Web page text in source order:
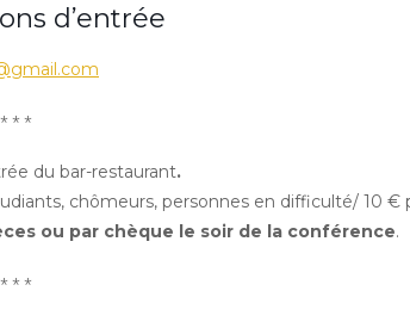
d’entrée
* * *
du bar-restaurant.
chômeurs, personnes en difficulté/ 10 €
ou par chèque le soir de la conférence.
* * *